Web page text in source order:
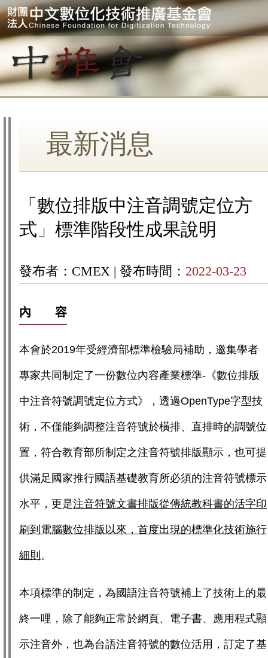
最新消息
「數位排版中注音調號定位方
式」標準階段性成果說明
發布者：CMEX | 發布時間： 2022-03-23
內 容
本會於2019年受經濟部標準檢驗局補助，邀集學者
專家共同制定了一份數位內容產業標準-《數位排版
中注音符號調號定位方式》，透過OpenType字型技
術，不僅能夠調整注音符號於橫排、直排時的調號位
置，符合教育部所制定之注音符號排版顯示，也可提
供滿足國家推行國語基礎教育所必須的注音符號標示
水平，更是注音符號文書排版從傳統教科書的活字印
刷到電腦數位排版以來，首度出現的標準化技術施行
細則 。
本項標準的制定，為國語注音符號補上了技術上的最
終一哩，除了能夠正常於網頁、電子書、應用程式顯
示注音外，也為台語注音符號的數位活用，訂定了基